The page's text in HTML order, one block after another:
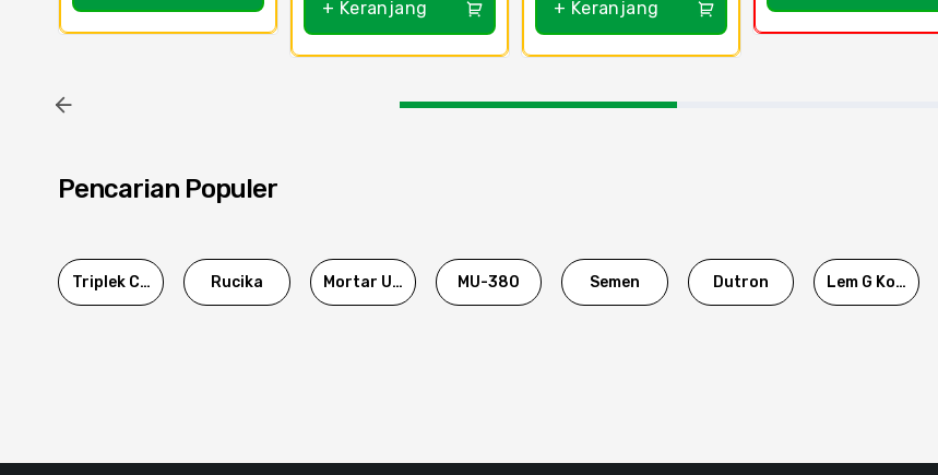
+ Keranjang + Keranjang
Pencarian Populer
Triplek Cor Rucika Mortar Utama MU-380 Semen Dutron Lem G Korea